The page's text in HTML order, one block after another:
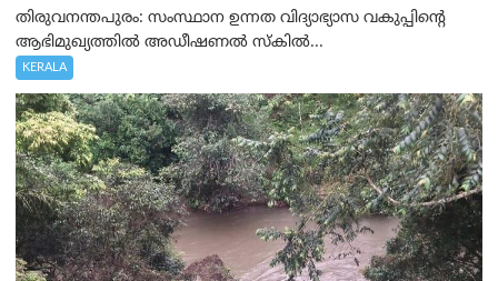
തിരുവനന്തപുരം: സംസ്ഥാന ഉന്നത വിദ്യാഭ്യാസ വകുപ്പിന്റെ
ആഭിമുഖ്യത്തിൽ അഡീഷണൽ സ്കിൽ...
KERALA